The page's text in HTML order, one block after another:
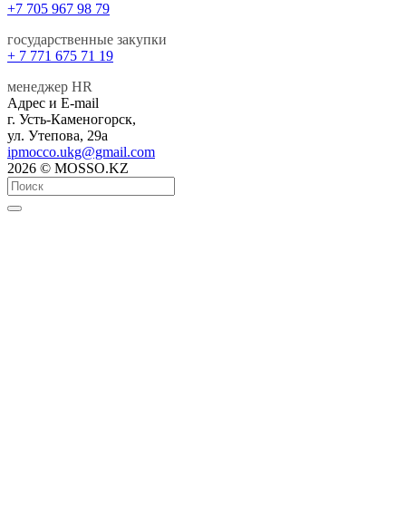
+7 705 967 98 79
государственные закупки
+ 7 771 675 71 19
менеджер HR
Адрес и E-mail
г. Усть-Каменогорск,
ул. Утепова, 29а
ipmocco.ukg@gmail.com
2026 © MOSSO.KZ